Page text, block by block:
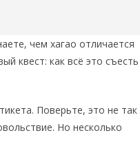
чем хагао отличается
квест: как всё это съесть
Поверьте, это не так
Но несколько